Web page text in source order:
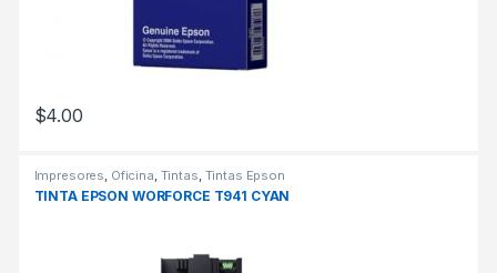
$4.00
Impresores, Oficina, Tintas, Tintas Epson
TINTA EPSON WORFORCE T941 CYAN